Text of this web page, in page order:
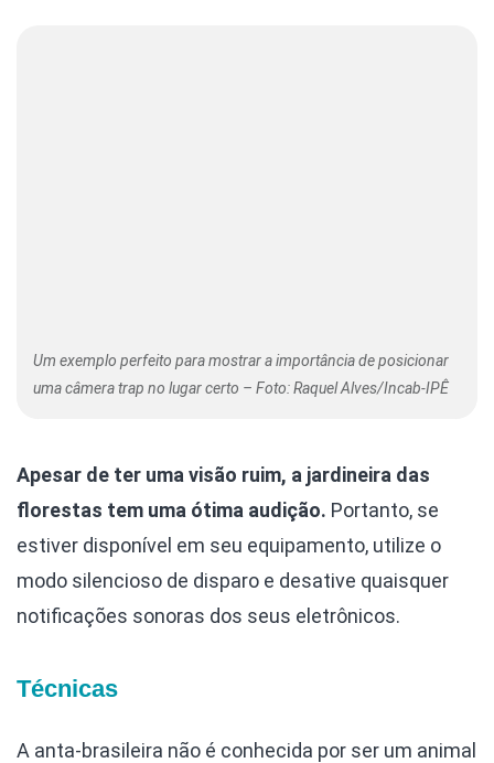
Um exemplo perfeito para mostrar a importância de posicionar
uma câmera trap no lugar certo – Foto: Raquel Alves/Incab-IPÊ
Apesar de ter uma visão ruim, a jardineira das
florestas tem uma ótima audição. Portanto, se
estiver disponível em seu equipamento, utilize o
modo silencioso de disparo e desative quaisquer
notificações sonoras dos seus eletrônicos.
Técnicas
A anta-brasileira não é conhecida por ser um animal